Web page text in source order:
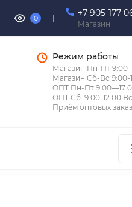
0 +7-905-177-
Магазин
Режим работы
Магазин Пн-Пт
Магазин Сб-Вс 9:00-
ОПТ Пн-Пт
ОПТ Сб. 9:00-12:00
Приём оптовых